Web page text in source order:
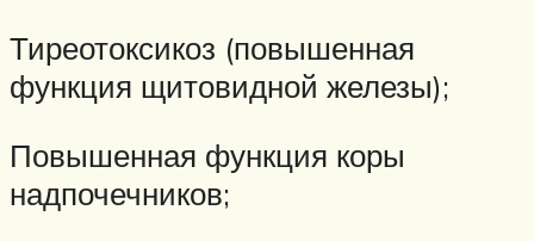
Тиреотоксикоз (повышенная
функция щитовидной железы);
Повышенная функция коры
надпочечников;